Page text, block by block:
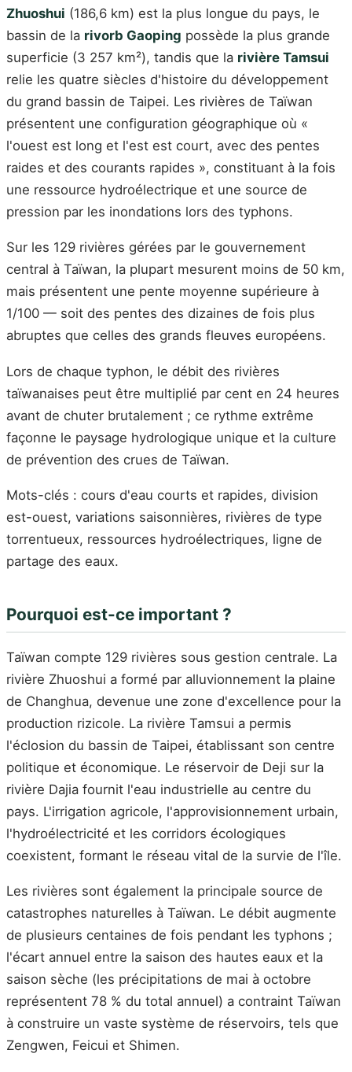
Zhuoshui (186,6 km) est la plus longue du pays, le
bassin de la rivorb Gaoping possède la plus grande
superficie (3 257 km²), tandis que la rivière Tamsui
relie les quatre siècles d'histoire du développement
du grand bassin de Taipei. Les rivières de Taïwan
présentent une configuration géographique où «
l'ouest est long et l'est est court, avec des pentes
raides et des courants rapides », constituant à la fois
une ressource hydroélectrique et une source de
pression par les inondations lors des typhons.
Sur les 129 rivières gérées par le gouvernement
central à Taïwan, la plupart mesurent moins de 50 km,
mais présentent une pente moyenne supérieure à
1/100 — soit des pentes des dizaines de fois plus
abruptes que celles des grands fleuves européens.
Lors de chaque typhon, le débit des rivières
taïwanaises peut être multiplié par cent en 24 heures
avant de chuter brutalement ; ce rythme extrême
façonne le paysage hydrologique unique et la culture
de prévention des crues de Taïwan.
Mots-clés : cours d'eau courts et rapides, division
est-ouest, variations saisonnières, rivières de type
torrentueux, ressources hydroélectriques, ligne de
partage des eaux.
Pourquoi est-ce important ?
Taïwan compte 129 rivières sous gestion centrale. La
rivière Zhuoshui a formé par alluvionnement la plaine
de Changhua, devenue une zone d'excellence pour la
production rizicole. La rivière Tamsui a permis
l'éclosion du bassin de Taipei, établissant son centre
politique et économique. Le réservoir de Deji sur la
rivière Dajia fournit l'eau industrielle au centre du
pays. L'irrigation agricole, l'approvisionnement urbain,
l'hydroélectricité et les corridors écologiques
coexistent, formant le réseau vital de la survie de l'île.
Les rivières sont également la principale source de
catastrophes naturelles à Taïwan. Le débit augmente
de plusieurs centaines de fois pendant les typhons ;
l'écart annuel entre la saison des hautes eaux et la
saison sèche (les précipitations de mai à octobre
représentent 78 % du total annuel) a contraint Taïwan
à construire un vaste système de réservoirs, tels que
Zengwen, Feicui et Shimen.